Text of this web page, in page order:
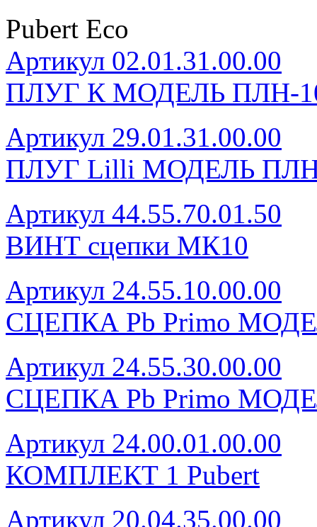
Pubert Eco
Артикул 02.01.31.00.00
ПЛУГ К МОДЕЛЬ ПЛН-
Артикул 29.01.31.00.00
ПЛУГ Lilli МОДЕЛЬ
Артикул 44.55.70.01.50
ВИНТ сцепки МК10
Артикул 24.55.10.00.00
СЦЕПКА Pb Primo
Артикул 24.55.30.00.00
СЦЕПКА Pb Primo
Артикул 24.00.01.00.00
КОМПЛЕКТ 1 Pubert
Артикул 20.04.35.00.00